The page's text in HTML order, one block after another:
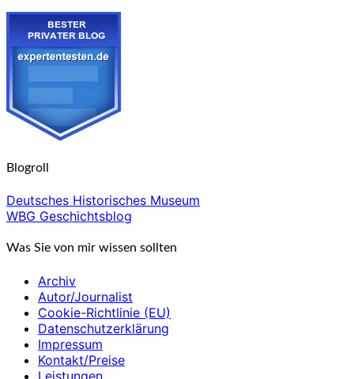
Blogroll
Deutsches Historisches Museum
WBG Geschichtsblog
Was Sie von mir wissen sollten
Archiv
Autor/Journalist
Cookie-Richtlinie (EU)
Datenschutzerklärung
Impressum
Kontakt/Preise
Leistungen